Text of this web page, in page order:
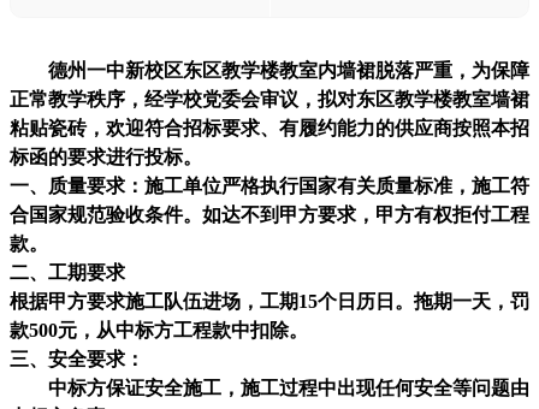
德州一中新校区东区教学楼教室内墙裙脱落严重，为保障
正常教学秩序，经学校党委会审议，拟对东区教学楼教室墙裙
粘贴瓷砖，欢迎符合招标要求、有履约能力的供应商按照本招
标函的要求进行投标。
一、质量要求：施工单位严格执行国家有关质量标准，施工符
合国家规范验收条件。如达不到甲方要求，甲方有权拒付工程
款。
二、工期要求
根据甲方要求施工队伍进场，工期15个日历日。拖期一天，罚
款500元，从中标方工程款中扣除。
三、安全要求：
中标方保证安全施工，施工过程中出现任何安全等问题由
教学教研
 最新公告
 校园新闻
